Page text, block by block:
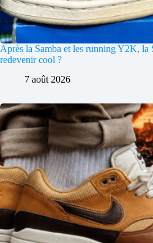
Après la Samba et les running Y2K, la
redevenir cool ?
7 août 2026